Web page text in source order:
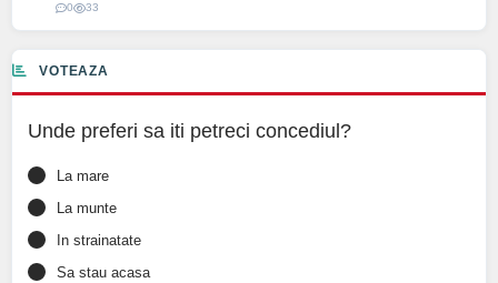
0 33
VOTEAZA
Unde preferi sa iti petreci concediul?
La mare
La munte
In strainatate
Sa stau acasa